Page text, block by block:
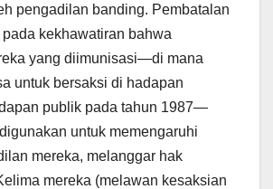
pengadilan banding. Pembatalan
kekhawatiran bahwa
yang diimunisasi—di mana
untuk bersaksi di hadapan
publik pada tahun 1987—
untuk memengaruhi
mereka, melanggar hak
mereka (melawan kesaksian